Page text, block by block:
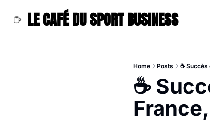
LE CAFÉ DU SPORT BUSINESS
Home Posts ☕️
☕️